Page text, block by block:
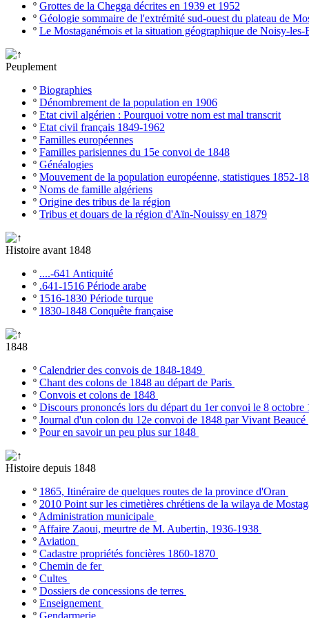
º Grottes de la Chegga décrites en 1939 et 1952
º Géologie sommaire de l'extrémité sud-ouest du plateau de
º Le Mostaganémois et la situation géographique de Noisy-les-
Peuplement
º Biographies
º Dénombrement de la population en 1906
º Etat civil algérien : Pourquoi votre nom est mal transcrit
º Etat civil français 1849-1962
º Familles européennes
º Familles parisiennes du 15e convoi de 1848
º Généalogies
º Mouvement de la population européenne, statistiques 1852-
º Noms de famille algériens
º Origine des tribus de la région
º Tribus et douars de la région d'Aïn-Nouissy en 1879
Histoire avant 1848
º ....-641 Antiquité
º .641-1516 Période arabe
º 1516-1830 Période turque
º 1830-1848 Conquête française
1848
º Calendrier des convois de 1848-1849
º Chant des colons de 1848 au départ de Paris
º Convois et colons de 1848
º Discours prononcés lors du départ du 1er convoi le 8 octobre
º Journal d'un colon du 12e convoi de 1848 par Vivant Beaucé
º Pour en savoir un peu plus sur 1848
Histoire depuis 1848
º 1865, Itinéraire de quelques routes de la province d'Oran
º 2010 Point sur les cimetières chrétiens de la wilaya de
º Administration municipale
º Affaire Zaoui, meurtre de M. Aubertin, 1936-1938
º Aviation
º Cadastre propriétés foncières 1860-1870
º Chemin de fer
º Cultes
º Dossiers de concessions de terres
º Enseignement
º Gendarmerie